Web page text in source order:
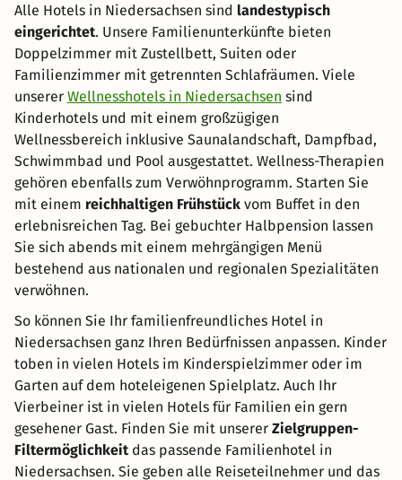
Alle Hotels in Niedersachsen sind landestypisch
eingerichtet. Unsere Familienunterkünfte bieten
Doppelzimmer mit Zustellbett, Suiten oder
Familienzimmer mit getrennten Schlafräumen. Viele
unserer Wellnesshotels in Niedersachsen sind
Kinderhotels und mit einem großzügigen
Wellnessbereich inklusive Saunalandschaft, Dampfbad,
Schwimmbad und Pool ausgestattet. Wellness-Therapien
gehören ebenfalls zum Verwöhnprogramm. Starten Sie
mit einem reichhaltigen Frühstück vom Buffet in den
erlebnisreichen Tag. Bei gebuchter Halbpension lassen
Sie sich abends mit einem mehrgängigen Menü
bestehend aus nationalen und regionalen Spezialitäten
verwöhnen.
So können Sie Ihr familienfreundliches Hotel in
Niedersachsen ganz Ihren Bedürfnissen anpassen. Kinder
toben in vielen Hotels im Kinderspielzimmer oder im
Garten auf dem hoteleigenen Spielplatz. Auch Ihr
Vierbeiner ist in vielen Hotels für Familien ein gern
gesehener Gast. Finden Sie mit unserer Zielgruppen-
Filtermöglichkeitdas passende Familienhotel in
Niedersachsen. Sie geben alle Reiseteilnehmer und das